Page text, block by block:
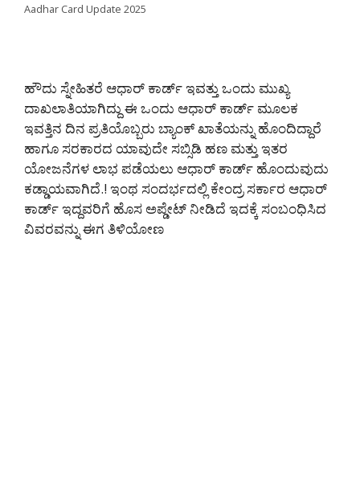
Aadhar Card Update 2025
ಹೌದು ಸ್ನೇಹಿತರೆ ಆಧಾರ್ ಕಾರ್ಡ್ ಇವತ್ತು ಒಂದು ಮುಖ್ಯ
ದಾಖಲಾತಿಯಾಗಿದ್ದು ಈ ಒಂದು ಆಧಾರ್ ಕಾರ್ಡ್ ಮೂಲಕ
ಇವತ್ತಿನ ದಿನ ಪ್ರತಿಯೊಬ್ಬರು ಬ್ಯಾಂಕ್ ಖಾತೆಯನ್ನು ಹೊಂದಿದ್ದಾರೆ
ಹಾಗೂ ಸರಕಾರದ ಯಾವುದೇ ಸಬ್ಸಿಡಿ ಹಣ ಮತ್ತು ಇತರ
ಯೋಜನೆಗಳ ಲಾಭ ಪಡೆಯಲು ಆಧಾರ್ ಕಾರ್ಡ್ ಹೊಂದುವುದು
ಕಡ್ಡಾಯವಾಗಿದೆ.! ಇಂಥ ಸಂದರ್ಭದಲ್ಲಿ ಕೇಂದ್ರ ಸರ್ಕಾರ ಆಧಾರ್
ಕಾರ್ಡ್ ಇದ್ದವರಿಗೆ ಹೊಸ ಅಪ್ಡೇಟ್ ನೀಡಿದೆ ಇದಕ್ಕೆ ಸಂಬಂಧಿಸಿದ
ವಿವರವನ್ನು ಈಗ ತಿಳಿಯೋಣ